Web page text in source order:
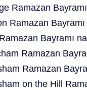
Ramazan
Ramazan
Bayramı
Ramazan
Ramazan
on the Hill